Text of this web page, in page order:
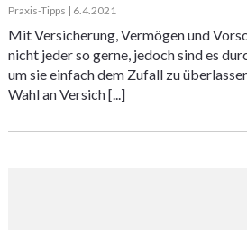
Praxis-Tipps | 6.4.2021
Mit Versicherung, Vermögen und
nicht jeder so gerne, jedoch sind es
um sie einfach dem Zufall zu
Wahl an Versich [...]